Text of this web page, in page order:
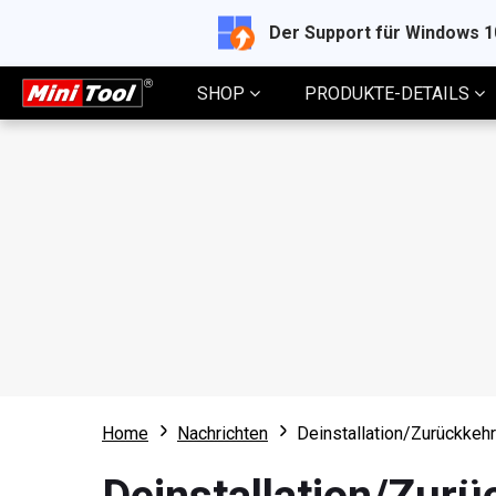
Der Support für Windows
SHOP PRODUKTE-DETAILS
Home Nachrichten Deinstallation/